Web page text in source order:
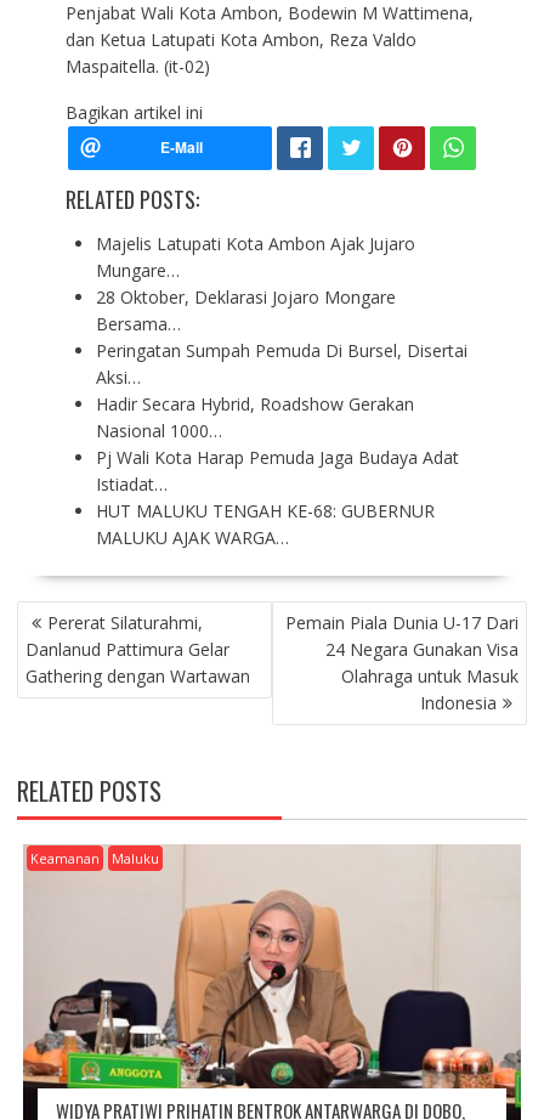
Penjabat Wali Kota Ambon, Bodewin M Wattimena,
dan Ketua Latupati Kota Ambon, Reza Valdo
Maspaitella. (it-02)
Bagikan artikel ini
RELATED POSTS:
Majelis Latupati Kota Ambon Ajak Jujaro
Mungare…
28 Oktober, Deklarasi Jojaro Mongare
Bersama…
Peringatan Sumpah Pemuda Di Bursel, Disertai
Aksi…
Hadir Secara Hybrid, Roadshow Gerakan
Nasional 1000…
Pj Wali Kota Harap Pemuda Jaga Budaya Adat
Istiadat…
HUT MALUKU TENGAH KE-68: GUBERNUR
MALUKU AJAK WARGA…
P
O
S
T
V
I
G
A
T
Pererat Silaturahmi,
Danlanud Pattimura Gelar
Gathering dengan Wartawan
Pemain Piala Dunia U-17 Dari
24 Negara Gunakan Visa
Olahraga untuk Masuk
Indonesia
RELATED POSTS
Keamanan Maluku
WIDYA PRATIWI PRIHATIN BENTROK ANTARWARGA DI DOBO,